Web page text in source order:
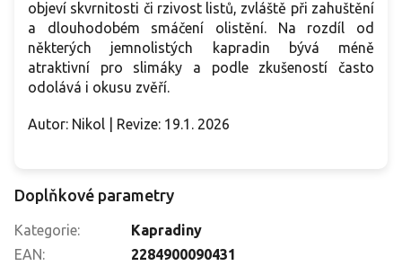
objeví skvrnitosti či rzivost listů, zvláště při zahuštění
a dlouhodobém smáčení olistění. Na rozdíl od
některých jemnolistých kapradin bývá méně
atraktivní pro slimáky a podle zkušeností často
odolává i okusu zvěří.
Autor: Nikol | Revize: 19.1. 2026
Doplňkové parametry
Kategorie:
Kapradiny
EAN:
2284900090431